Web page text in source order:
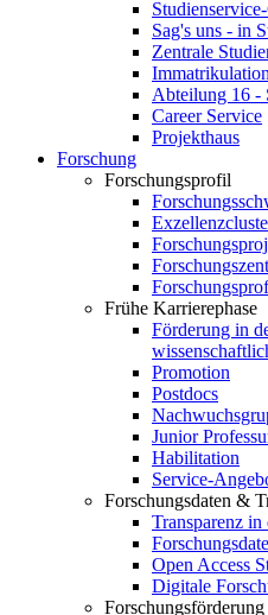
Sag's uns - in
Zentrale
Abteilung 16 -
Career Service
Projekthaus
Forschung
Forschungsprofil
Frühe Karrierephase
Förderung in
Promotion
Postdocs
Junior
Habilitation
Service-
Forschungsdaten &
Transparenz
Open Access
Digitale
Forschungsförderung